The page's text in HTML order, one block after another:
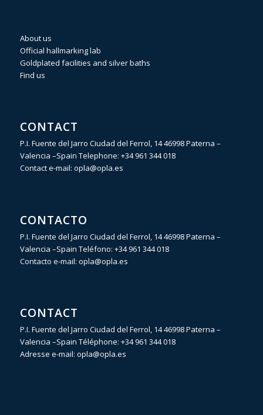
About us
Official hallmarking lab
Goldplated facilities and silver baths
Find us
CONTACT
P.I. Fuente del Jarro Ciudad del Ferrol, 14 46998 Paterna –
Valencia –Spain Telephone: +34 961 344 018
Contact e-mail: opla@opla.es
CONTACTO
P.I. Fuente del Jarro Ciudad del Ferrol, 14 46998 Paterna –
Valencia –Spain Teléfono: +34 961 344 018
Contacto e-mail: opla@opla.es
CONTACT
P.I. Fuente del Jarro Ciudad del Ferrol, 14 46998 Paterna –
Valencia –Spain Téléphone: +34 961 344 018
Adresse e-mail: opla@opla.es